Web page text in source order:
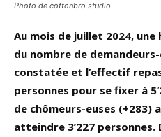
Photo de cottonbro studio
Au mois de juillet 2024,
du nombre de
constatée et l’effectif
personnes pour se fixer à
de chômeurs-euses (+283)
atteindre 3’227